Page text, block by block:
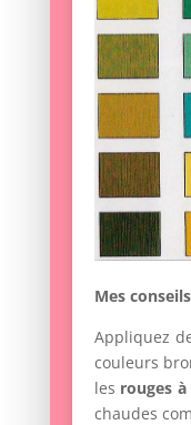
Mes
Appliquez
couleurs
les rouges
chaudes